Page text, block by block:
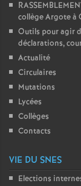
collège Argote à
Outils pour agir
déclarations,
Actualité
Circulaires
Mutations
Lycées
Collèges
Contacts
VIE DU SNES
Elections